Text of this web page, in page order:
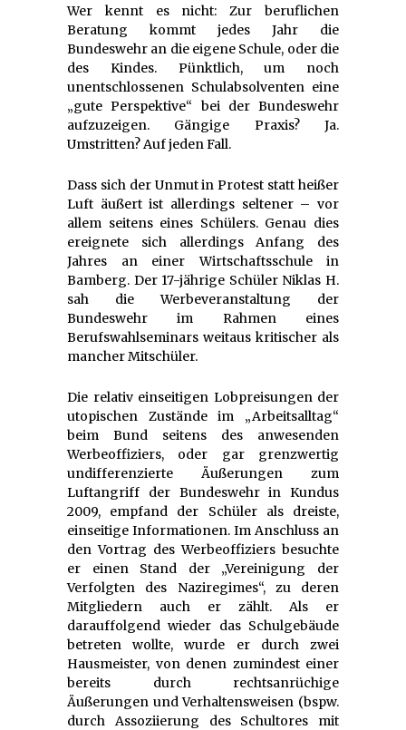
Wer kennt es nicht: Zur beruflichen
Beratung kommt jedes Jahr die
Bundeswehr an die eigene Schule, oder die
des Kindes. Pünktlich, um noch
unentschlossenen Schulabsolventen eine
„gute Perspektive“ bei der Bundeswehr
aufzuzeigen. Gängige Praxis? Ja.
Umstritten? Auf jeden Fall.
Dass sich der Unmut in Protest statt heißer
Luft äußert ist allerdings seltener – vor
allem seitens eines Schülers. Genau dies
ereignete sich allerdings Anfang des
Jahres an einer Wirtschaftsschule in
Bamberg. Der 17-jährige Schüler Niklas H.
sah die Werbeveranstaltung der
Bundeswehr im Rahmen eines
Berufswahlseminars weitaus kritischer als
mancher Mitschüler.
Die relativ einseitigen Lobpreisungen der
utopischen Zustände im „Arbeitsalltag“
beim Bund seitens des anwesenden
Werbeoffiziers, oder gar grenzwertig
undifferenzierte Äußerungen zum
Luftangriff der Bundeswehr in Kundus
2009, empfand der Schüler als dreiste,
einseitige Informationen. Im Anschluss an
den Vortrag des Werbeoffiziers besuchte
er einen Stand der „Vereinigung der
Verfolgten des Naziregimes“, zu deren
Mitgliedern auch er zählt. Als er
darauffolgend wieder das Schulgebäude
betreten wollte, wurde er durch zwei
Hausmeister, von denen zumindest einer
bereits durch rechtsanrüchige
Äußerungen und Verhaltensweisen (bspw.
durch Assoziierung des Schultores mit